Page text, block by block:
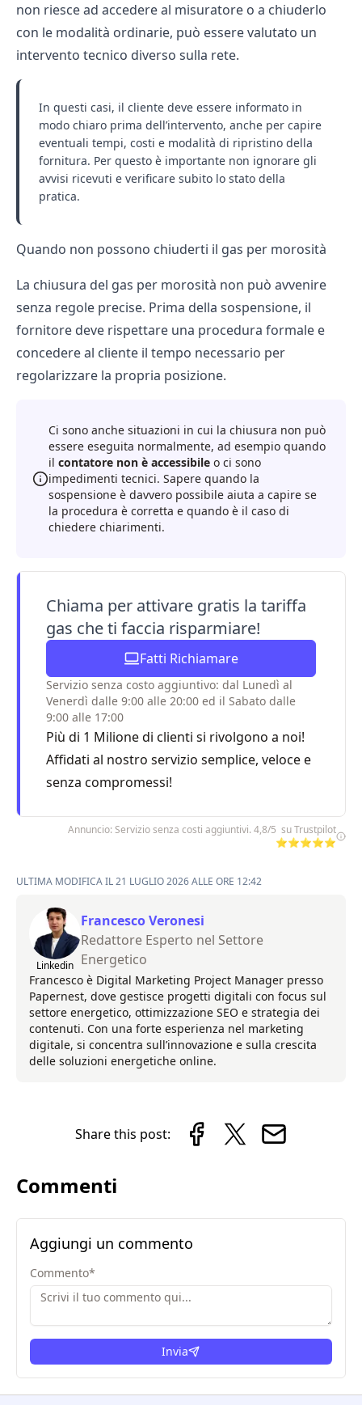
non riesce ad accedere al misuratore o a chiuderlo
con le modalità ordinarie, può essere valutato un
intervento tecnico diverso sulla rete.
In questi casi, il cliente deve essere informato in
modo chiaro prima dell’intervento, anche per capire
eventuali tempi, costi e modalità di ripristino della
fornitura. Per questo è importante non ignorare gli
avvisi ricevuti e verificare subito lo stato della
pratica.
Quando non possono chiuderti il gas per morosità
La chiusura del gas per morosità non può avvenire
senza regole precise. Prima della sospensione, il
fornitore deve rispettare una procedura formale e
concedere al cliente il tempo necessario per
regolarizzare la propria posizione.
Ci sono anche situazioni in cui la chiusura non può
essere eseguita normalmente, ad esempio quando
il contatore non è accessibile o ci sono
impedimenti tecnici. Sapere quando la
sospensione è davvero possibile aiuta a capire se
la procedura è corretta e quando è il caso di
chiedere chiarimenti.
Chiama per attivare gratis la tariffa
gas che ti faccia risparmiare!
Fatti Richiamare
Servizio senza costo aggiuntivo: dal Lunedì al
Venerdì dalle 9:00 alle 20:00 ed il Sabato dalle
9:00 alle 17:00
Più di 1 Milione di clienti si rivolgono a noi!
Affidati al nostro servizio semplice, veloce e
senza compromessi!
Annuncio: Servizio senza costi aggiuntivi. 4,8/5 su Trustpilot
⭐⭐⭐⭐⭐
ULTIMA MODIFICA IL 21 LUGLIO 2026 ALLE ORE 12:42
Linkedin
Francesco Veronesi
Redattore Esperto nel Settore
Energetico
Francesco è Digital Marketing Project Manager presso
Papernest, dove gestisce progetti digitali con focus sul
settore energetico, ottimizzazione SEO e strategia dei
contenuti. Con una forte esperienza nel marketing
digitale, si concentra sull’innovazione e sulla crescita
delle soluzioni energetiche online.
Share this post:
Commenti
Aggiungi un commento
Commento*
Invia